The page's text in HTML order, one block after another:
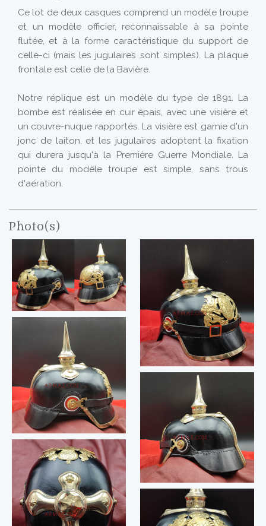
Ce lot de deux casques comprend un modèle troupe
et un modèle officier, reconnaissable à sa pointe
flutée, et à la forme caractéristique du support de
celle-ci (mais les jugulaires sont simples). La plaque
frontale est celle de la Bavière.
Notre réplique est un modèle du type de 1891. La
bombe est réalisée en cuir épais, avec une visière et
un couvre-nuque rapportés. La visière est garnie d'un
jonc de laiton, et les jugulaires adoptent la fixation
qui durera jusqu'à la Première Guerre Mondiale. La
pointe du modèle troupe est simple, sans trous
d'aération.
Photo(s)